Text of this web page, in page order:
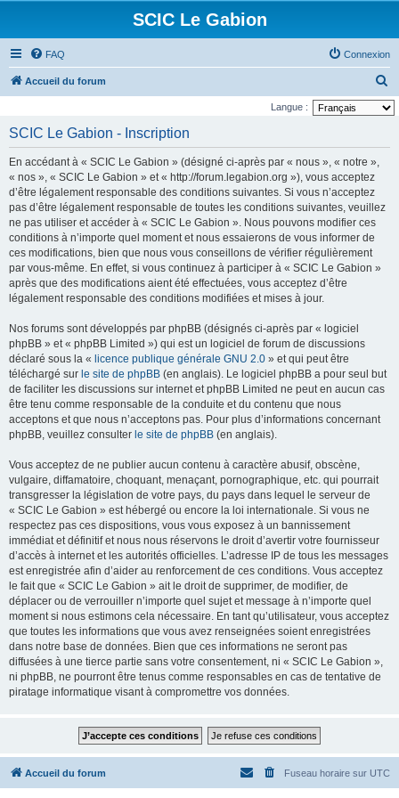
SCIC Le Gabion
FAQ Connexion
Accueil du forum
e
Langue :
SCIC Le Gabion - Inscription
En accédant à « SCIC Le Gabion » (désigné ci-après par « nous », « notre »,
« nos », « SCIC Le Gabion » et « http://forum.legabion.org »), vous acceptez
d’être légalement responsable des conditions suivantes. Si vous n’acceptez
pas d’être légalement responsable de toutes les conditions suivantes, veuillez
ne pas utiliser et accéder à « SCIC Le Gabion ». Nous pouvons modifier ces
conditions à n’importe quel moment et nous essaierons de vous informer de
ces modifications, bien que nous vous conseillons de vérifier régulièrement
par vous-même. En effet, si vous continuez à participer à « SCIC Le Gabion »
après que des modifications aient été effectuées, vous acceptez d’être
légalement responsable des conditions modifiées et mises à jour.
Nos forums sont développés par phpBB (désignés ci-après par « logiciel
phpBB » et « phpBB Limited ») qui est un logiciel de forum de discussions
déclaré sous la « licence publique générale GNU 2.0 » et qui peut être
téléchargé sur le site de phpBB (en anglais). Le logiciel phpBB a pour seul but
de faciliter les discussions sur internet et phpBB Limited ne peut en aucun cas
être tenu comme responsable de la conduite et du contenu que nous
acceptons et que nous n’acceptons pas. Pour plus d’informations concernant
phpBB, veuillez consulter le site de phpBB (en anglais).
Vous acceptez de ne publier aucun contenu à caractère abusif, obscène,
vulgaire, diffamatoire, choquant, menaçant, pornographique, etc. qui pourrait
transgresser la législation de votre pays, du pays dans lequel le serveur de
« SCIC Le Gabion » est hébergé ou encore la loi internationale. Si vous ne
respectez pas ces dispositions, vous vous exposez à un bannissement
immédiat et définitif et nous nous réservons le droit d’avertir votre fournisseur
d’accès à internet et les autorités officielles. L’adresse IP de tous les messages
est enregistrée afin d’aider au renforcement de ces conditions. Vous acceptez
le fait que « SCIC Le Gabion » ait le droit de supprimer, de modifier, de
déplacer ou de verrouiller n’importe quel sujet et message à n’importe quel
moment si nous estimons cela nécessaire. En tant qu’utilisateur, vous acceptez
que toutes les informations que vous avez renseignées soient enregistrées
dans notre base de données. Bien que ces informations ne seront pas
diffusées à une tierce partie sans votre consentement, ni « SCIC Le Gabion »,
ni phpBB, ne pourront être tenus comme responsables en cas de tentative de
piratage informatique visant à compromettre vos données.
Accueil du forum Fuseau horaire sur UTC